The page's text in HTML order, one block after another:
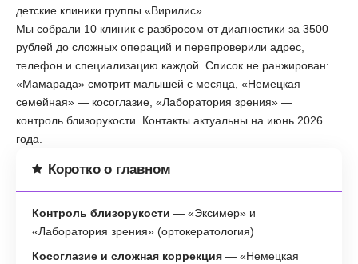
детские клиники группы «Вирилис».
Мы собрали 10 клиник с разбросом от диагностики за 3500
рублей до сложных операций и перепроверили адрес,
телефон и специализацию каждой. Список не ранжирован:
«Мамарада» смотрит малышей с месяца, «Немецкая
семейная» — косоглазие, «Лаборатория зрения» —
контроль близорукости. Контакты актуальны на июнь 2026
года.
Коротко о главном
Контроль близорукости — «Эксимер» и
«Лаборатория зрения» (ортокератология)
Косоглазие и сложная коррекция — «Немецкая